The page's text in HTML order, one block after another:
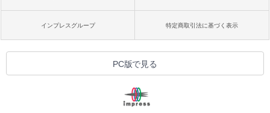
インプレスグループ 特定商取引法に基づく表示
PC版で見る